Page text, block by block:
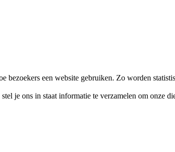
bezoekers een website gebruiken. Zo worden
je ons in staat informatie te verzamelen om onze